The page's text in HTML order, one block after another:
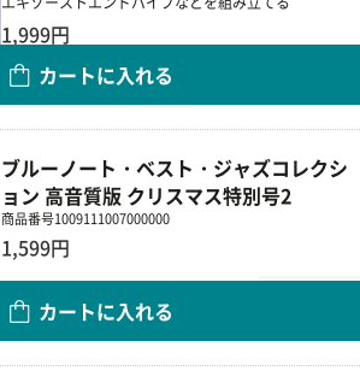
1,999円
カートに入れる
ブルーノート・ベスト・ジャズコレクシ
ョン 高音質版 クリスマス特別号2
商品番号1009111007000000
1,599円
カートに入れる